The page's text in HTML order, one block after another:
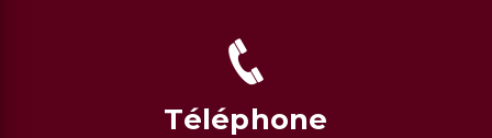
Téléphone